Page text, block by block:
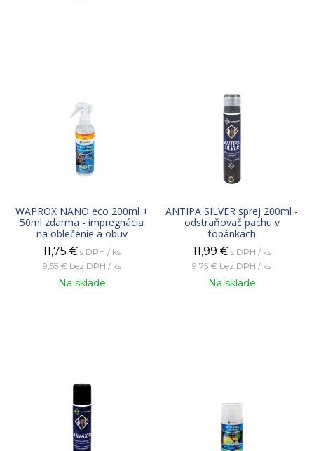
WAPROX NANO eco 200ml +
50ml zdarma - impregnácia
na oblečenie a obuv
11,75 € s DPH / ks
9,55 € bez DPH / ks
Na sklade
ANTIPA SILVER sprej 200ml -
odstraňovač pachu v
topánkach
11,99 € s DPH / ks
9,75 € bez DPH / ks
Na sklade